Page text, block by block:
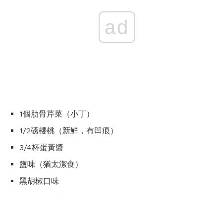
ad
1個肋骨芹菜（小丁）
1/2磅櫻桃（新鮮，有凹痕）
3/4杯蛋黃醬
鹽味（猶太潔食）
黑胡椒口味